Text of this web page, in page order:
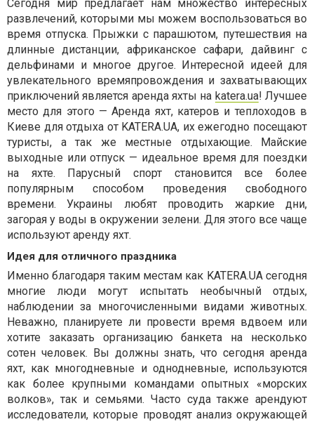
Сегодня мир предлагает нам множество интересных
развлечений, которыми мы можем воспользоваться во
время отпуска. Прыжки с парашютом, путешествия на
длинные дистанции, африканское сафари, дайвинг с
дельфинами и многое другое. Интересной идеей для
увлекательного времяпровождения и захватывающих
приключений является аренда яхты на katera.ua! Лучшее
место для этого — Аренда яхт, катеров и теплоходов в
Киеве для отдыха от KATERA.UA, их ежегодно посещают
туристы, а так же местные отдыхающие. Майские
выходные или отпуск — идеальное время для поездки
на яхте. Парусный спорт становится все более
популярным способом проведения свободного
времени. Украины любят проводить жаркие дни,
загорая у воды в окружении зелени. Для этого все чаще
используют аренду яхт.
Идея для отличного праздника
Именно благодаря таким местам как KATERA.UA сегодня
многие люди могут испытать необычный отдых,
наблюдении за многочисленными видами животных.
Неважно, планируете ли провести время вдвоем или
хотите заказать организацию банкета на несколько
сотен человек. Вы должны знать, что сегодня аренда
яхт, как многодневные и однодневные, используются
как более крупными командами опытных «морских
волков», так и семьями. Часто суда также арендуют
исследователи, которые проводят анализ окружающей